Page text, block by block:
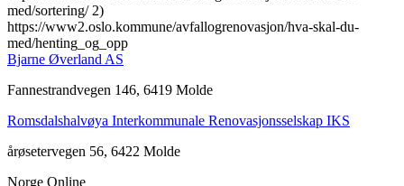
med/sortering/ 2)
https://www2.oslo.kommune/avfallogrenovasjon/hva-skal-du-
med/henting_og_opp
Bjarne Øverland AS
Fannestrandvegen 146, 6419 Molde
Romsdalshalvøya Interkommunale Renovasjonsselskap IKS
årøsetervegen 56, 6422 Molde
Norge Online